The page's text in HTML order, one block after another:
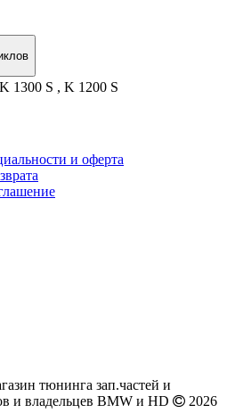
K 1300 S , K 1200 S
и оферта
тюнинга зап.частей и
и владельцев BMW и HD
2026